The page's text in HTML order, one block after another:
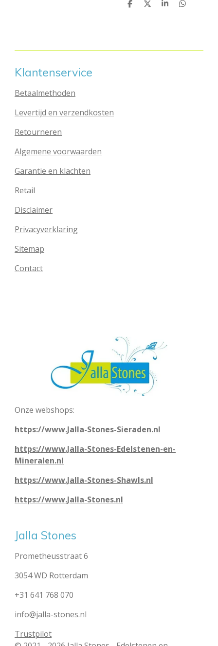
D
D
S
D
Klantenservice
Betaalmethoden
Levertijd en verzendkosten
Retourneren
Algemene voorwaarden
Garantie en klachten
Retail
Disclaimer
Privacyverklaring
Sitemap
Contact
Onze webshops:
https://www.Jalla-Stones-Sieraden.nl
https://www.Jalla-Stones-Edelstenen-en-
Mineralen.nl
https://www.Jalla-Stones-Shawls.nl
https://www.Jalla-Stones.nl
Jalla Stones
Prometheusstraat 6
3054 WD Rotterdam
+31 641 768 070
info@jalla-stones.nl
Trustpilot